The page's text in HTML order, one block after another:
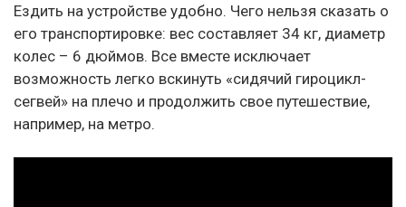
Ездить на устройстве удобно. Чего нельзя сказать о
его транспортировке: вес составляет 34 кг, диаметр
колес – 6 дюймов. Все вместе исключает
возможность легко вскинуть «сидячий гироцикл-
сегвей» на плечо и продолжить свое путешествие,
например, на метро.